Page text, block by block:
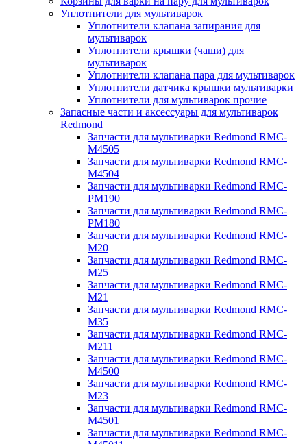
Уплотнители для мультиварок
Уплотнители клапана запирания для
мультиварок
Уплотнители крышки (чаши) для
мультиварок
Уплотнители клапана пара для мультиварок
Уплотнители датчика крышки мультиварки
Уплотнители для мультиварок прочие
Запасные части и аксессуары для мультиварок
Redmond
Запчасти для мультиварки Redmond RMC-
M4505
Запчасти для мультиварки Redmond RMC-
M4504
Запчасти для мультиварки Redmond RMC-
PM190
Запчасти для мультиварки Redmond RMC-
PM180
Запчасти для мультиварки Redmond RMC-
M20
Запчасти для мультиварки Redmond RMC-
M25
Запчасти для мультиварки Redmond RMC-
M21
Запчасти для мультиварки Redmond RMC-
M35
Запчасти для мультиварки Redmond RMC-
M211
Запчасти для мультиварки Redmond RMC-
M4500
Запчасти для мультиварки Redmond RMC-
M23
Запчасти для мультиварки Redmond RMC-
M4501
Запчасти для мультиварки Redmond RMC-